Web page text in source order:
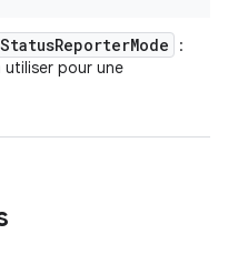
StatusReporterMode
:
pour une